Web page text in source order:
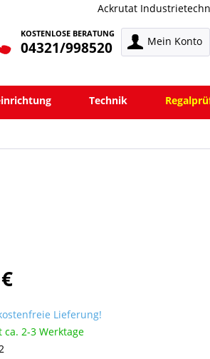
Ackrutat
KOSTENLOSE BERATUNG
04321/998520 Mein Konto
Technik
Lieferung!
2-3 Werktage